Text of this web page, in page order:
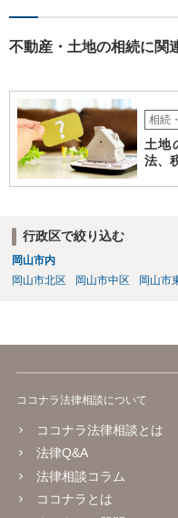
不動産・土地の相続に関
相続
土地
法、
行政区で絞り込む
岡山市内
岡山市北区
岡山市中区 岡山市
ココナラ法律相談について
ココナラ法律相談とは
法律Q&A
法律相談コラム
ココナラとは